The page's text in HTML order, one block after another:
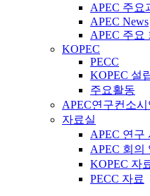
APEC 주요
APEC News
APEC 주요
KOPEC
PECC
KOPEC 설
주요활동
APEC연구컨소시
자료실
APEC 연구
APEC 회의
KOPEC 자
PECC 자료